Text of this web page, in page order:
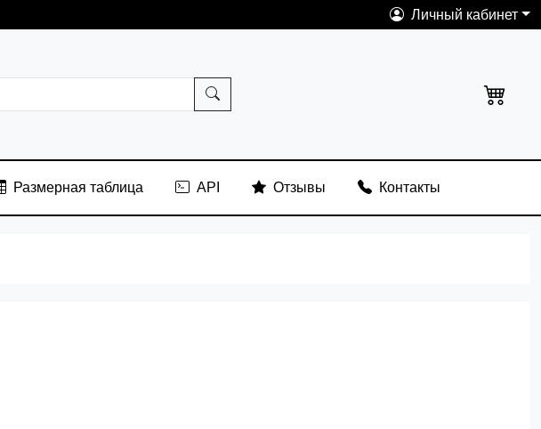
Личный кабинет
Размерная таблица API Отзывы Контакты